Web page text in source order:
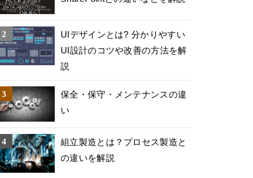
UIデザインとは? 分かりやすい
UI設計のコツや改善の方法を解
説
保全・保守・メンテナンスの違
い
組立製造とは？プロセス製造と
の違いを解説